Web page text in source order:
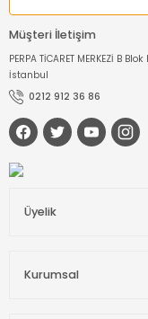
Müşteri İletişim
PERPA TİCARET MERKEZİ B
İstanbul
0212 912 36 86
Üyelik
Kurumsal